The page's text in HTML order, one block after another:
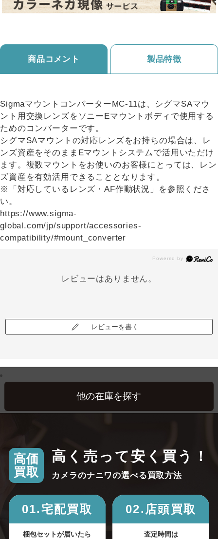
商品コメント 製品特徴
SigmaマウントコンバーターMC-11は、シグマSAマウ
ント用交換レンズをソニーEマウントボディで使用する
ためのコンバーターです。
シグマSAマウントの対応レンズをお持ちの場合は、レ
ンズ資産をそのままEマウントシステムで活用いただけ
ます。複数マウントをお使いのお客様にとっては、レン
ズ資産を有効活用できることとなります。
※「対応しているレンズ・AF作動状況」を参照くださ
い。
https://www.sigma-
global.com/jp/support/accessories-
compatibility/#mount_converter
レビューはありません。
レビューを書く
高価
買取
高く売って安く買う！
カメラのナニワの選べる買取方法
01.宅配買取
梱包セットが届いたら
02.店頭買取
査定時間は